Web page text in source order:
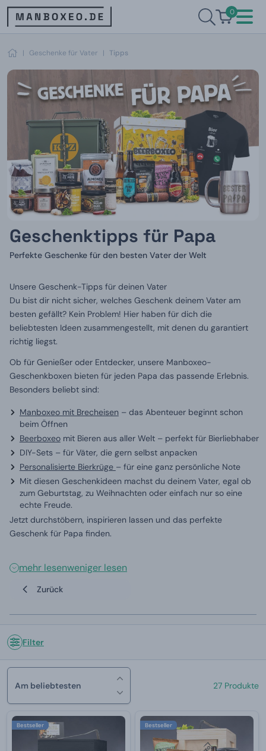
0
| Geschenke für Vater | Tipps
Geschenktipps für Papa
Perfekte Geschenke für den besten Vater der Welt
Unsere Geschenk-Tipps für deinen Vater
Du bist dir nicht sicher, welches Geschenk deinem Vater am
besten gefällt? Kein Problem! Hier haben für dich die
beliebtesten Ideen zusammengestellt, mit denen du garantiert
richtig liegst.
Ob für Genießer oder Entdecker, unsere Manboxeo-
Geschenkboxen bieten für jeden Papa das passende Erlebnis.
Besonders beliebt sind:
Manboxeo mit Brecheisen – das Abenteuer beginnt schon
beim Öffnen
Beerboxeomit Bieren aus aller Welt – perfekt für Bierliebhaber
DIY-Sets – für Väter, die gern selbst anpacken
Personalisierte Bierkrüge – für eine ganz persönliche Note
Mit diesen Geschenkideen machst du deinem Vater, egal ob
zum Geburtstag, zu Weihnachten oder einfach nur so eine
echte Freude.
Jetzt durchstöbern, inspirieren lassen und das perfekte
Geschenk für Papa finden.
mehr lesenweniger lesen
Zurück
Filter
Am beliebtesten 27 Produkte
Bestseller Bestseller